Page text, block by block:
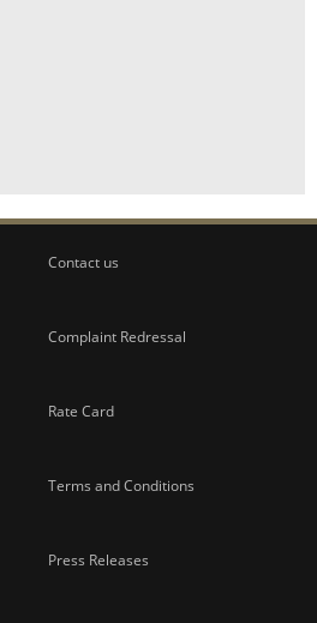
Contact us
Complaint Redressal
Rate Card
Terms and Conditions
Press Releases